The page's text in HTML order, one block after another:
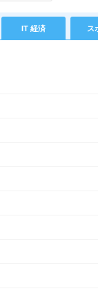
IT 経済 ス